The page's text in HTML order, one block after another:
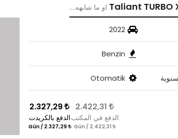
Taliant TURBO او ما شابهه....
2022
Benzin
Otomatik
2.422,31
الدفع في المكتب
2.422,31 / Gün
2.327,29
الدفع بالكريدت
2.327,29 / Gün